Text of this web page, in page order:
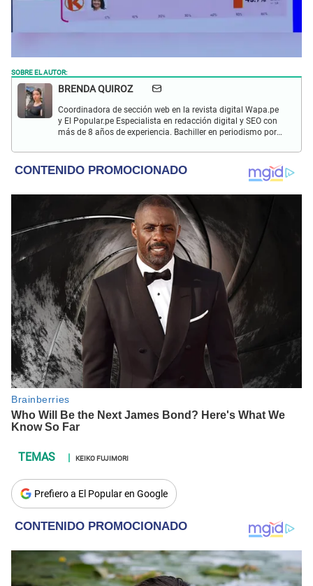
SOBRE EL AUTOR:
BRENDA QUIROZ
Coordinadora de sección web en la revista digital Wapa.pe
y El Popular.pe Especialista en redacción digital y SEO con
más de 8 años de experiencia. Bachiller en periodismo por
Marketing Digital por el instituto ISIL.
KEIKO FUJIMORI
Prefiero a El Popular en Google